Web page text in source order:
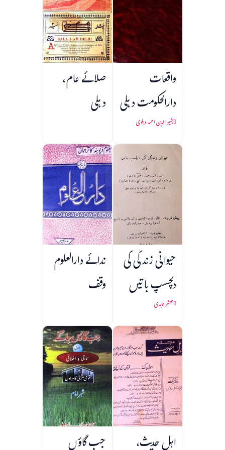
واقعات
دارالحکومت دہلی
بشیر الدین احمد دہلوی
صلائے عام،
دہلی
حیوانی زندگی کی
دلچسپ باتیں
محشر عابدی
ندائے دارالعلوم
وقف